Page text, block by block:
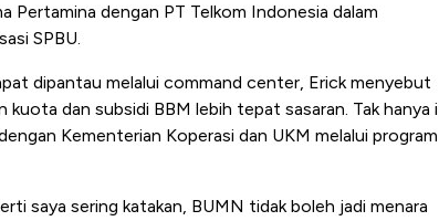
Pertamina dengan PT Telkom Indonesia dalam
SPBU.
dipantau melalui command center, Erick menyebut
kuota dan subsidi BBM lebih tepat sasaran. Tak hanya
Kementerian Koperasi dan UKM melalui program
saya sering katakan, BUMN tidak boleh jadi menara